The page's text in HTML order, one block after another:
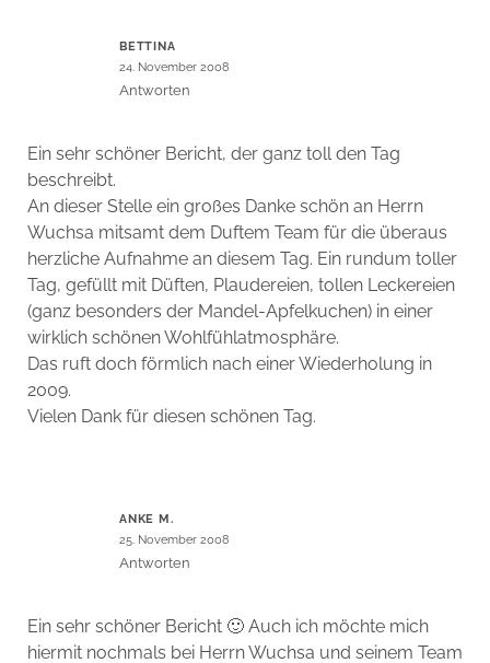
BETTINA
24. November 2008
Antworten
Ein sehr schöner Bericht, der ganz toll den Tag
beschreibt.
An dieser Stelle ein großes Danke schön an Herrn
Wuchsa mitsamt dem Duftem Team für die überaus
herzliche Aufnahme an diesem Tag. Ein rundum toller
Tag, gefüllt mit Düften, Plaudereien, tollen Leckereien
(ganz besonders der Mandel-Apfelkuchen) in einer
wirklich schönen Wohlfühlatmosphäre.
Das ruft doch förmlich nach einer Wiederholung in
2009.
Vielen Dank für diesen schönen Tag.
ANKE M.
25. November 2008
Antworten
Ein sehr schöner Bericht 🙂 Auch ich möchte mich
hiermit nochmals bei Herrn Wuchsa und seinem Team